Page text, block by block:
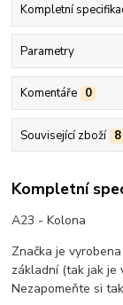
Kompletní
Parametry
Komentáře 0
Související zboží 8
Kompletní
A23 - Kolona
Značka je
základní (tak jak je
Nezapomeňte si